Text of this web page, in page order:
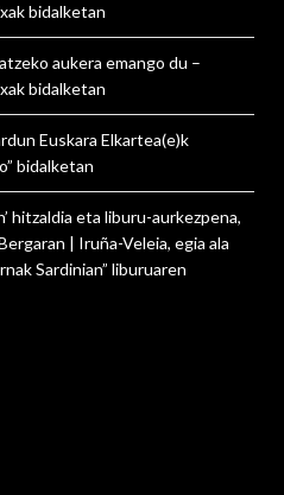
bidalketan
aukera emango du –
bidalketan
Euskara Elkartea(e)k
bidalketan
hitzaldia eta liburu-aurkezpena,
| Iruña-Veleia, egia ala
Sardinian” liburuaren